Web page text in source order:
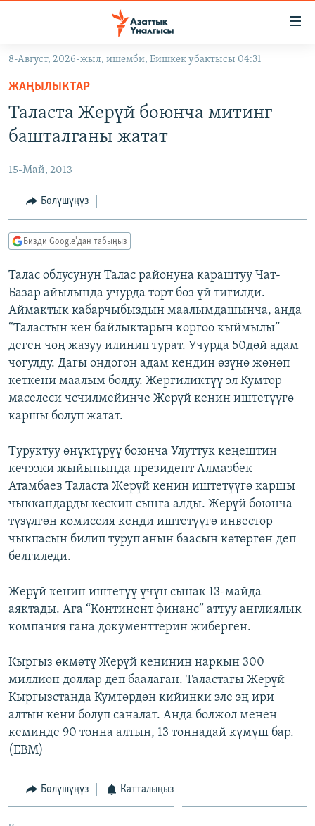
Навигацияга
өтүңүз
Издөөгө
салыңыз
ЭКОНОМИКА
МАДАНИЯТ
ДҮЙНӨ
БОРБОР АЗИЯ
АТАЙЫН ИЛИКТӨӨ
ТВ ПРОГРАММАЛАР
ЭКСПЕРТТЕР ТАЛДАЙТ
БИЗ ЖАНА ДҮЙНӨ
ДАНИСТЕ
ЭЖЕ-СИҢДИЛЕР
АЗАТТЫК+
ЫҢГАЙСЫЗ СУРООЛОР
ӨЗГӨЧӨ ПИКИР
Русский
ОНЛАЙН ШЕРИНЕ
ЭЕ/АРнун бардык сайттары
8-Август, 2026-жыл, ишемби, Бишкек убактысы 04:31
ЖАҢЫЛЫКТАР
Таласта Жерүй боюнча митинг
башталганы жатат
15-Май, 2013
Бөлүшүңүз
Бизди Google'дан табыңыз
Талас облусунун Талас районуна караштуу Чат-
Базар айылында учурда төрт боз үй тигилди.
Аймактык кабарчыбыздын маалымдашынча, анда
“Таластын кен байлыктарын коргоо кыймылы”
деген чоң жазуу илинип турат. Учурда 50дөй адам
чогулду. Дагы ондогон адам кендин өзүнө жөнөп
кеткени маалым болду. Жергиликтүү эл Кумтөр
маселеси чечилмейинче Жерүй кенин иштетүүгө
каршы болуп жатат.
Туруктуу өнүктүрүү боюнча Улуттук кеңештин
кечээки жыйынында президент Алмазбек
Атамбаев Таласта Жерүй кенин иштетүүгө каршы
чыккандарды кескин сынга алды. Жерүй боюнча
түзүлгөн комиссия кенди иштетүүгө инвестор
чыкпасын билип туруп анын баасын көтөргөн деп
белгиледи.
Жерүй кенин иштетүү үчүн сынак 13-майда
аяктады. Ага “Континент финанс” аттуу англиялык
компания гана документтерин жиберген.
Кыргыз өкмөтү Жерүй кенинин наркын 300
миллион доллар деп баалаган. Таластагы Жерүй
Кыргызстанда Кумтөрдөн кийинки эле эң ири
алтын кени болуп саналат. Анда болжол менен
кеминде 90 тонна алтын, 13 тоннадай күмүш бар.
(EBM)
Бөлүшүңүз Катталыңыз